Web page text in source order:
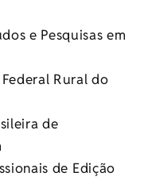
e Pesquisas em
Rural do
de
de Edição